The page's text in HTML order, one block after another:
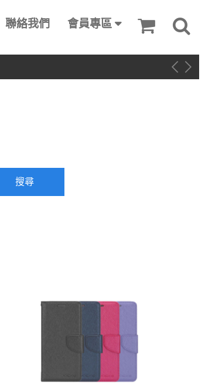
聯絡我們 會員專區
搜尋